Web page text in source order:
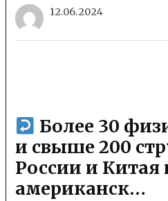
12.06.2024
Более 30
и свыше 200
России и Китая
американск…